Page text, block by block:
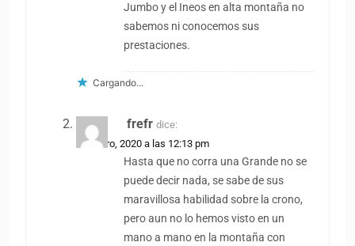
Jumbo y el Ineos en alta montaña no
sabemos ni conocemos sus
prestaciones.
Cargando...
frefr dice:
29 enero, 2020 a las 12:13 pm
Hasta que no corra una Grande no se
puede decir nada, se sabe de sus
maravillosa habilidad sobre la crono,
pero aun no lo hemos visto en un
mano a mano en la montaña con